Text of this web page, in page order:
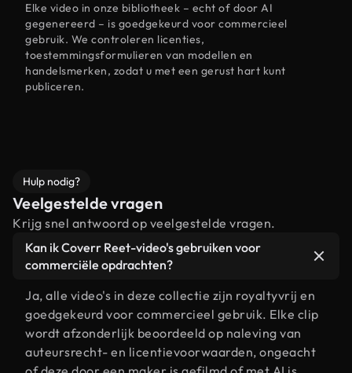
Elke video in onze bibliotheek – echt of door AI
gegenereerd – is goedgekeurd voor commercieel
gebruik. We controleren licenties,
toestemmingsformulieren van modellen en
handelsmerken, zodat u met een gerust hart kunt
publiceren.
Hulp nodig?
Veelgestelde vragen
Krijg snel antwoord op veelgestelde vragen.
Kan ik Coverr Reet-video's gebruiken voor
commerciële opdrachten?
Ja, alle video's in deze collectie zijn royaltyvrij en
goedgekeurd voor commercieel gebruik. Elke clip
wordt afzonderlijk beoordeeld op naleving van
auteursrecht- en licentievoorwaarden, ongeacht